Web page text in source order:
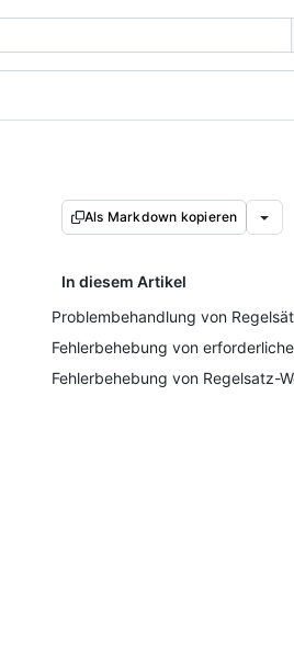
Als Markdown kopieren
In diesem Artikel
Problembehandlung von
Fehlerbehebung von
Fehlerbehebung von Regelsatz-